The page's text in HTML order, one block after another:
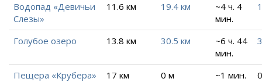
Водопад «Девичьи
Слезы»
11.6 км 19.4 км
~4 ч. 4
мин.
Голубое озеро 13.8 км 30.5 км
~6 ч. 44
мин.
Пещера «Крубера» 17 км 0 м ~1 мин.